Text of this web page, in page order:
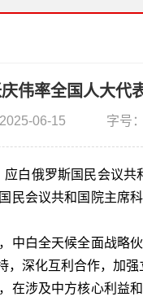
伟率全国人大代
06-15 字号：
白俄罗斯国民会议
民会议共和国院主席
白全天候全面战略
，深化互利合作，加
涉及中方核心利益和